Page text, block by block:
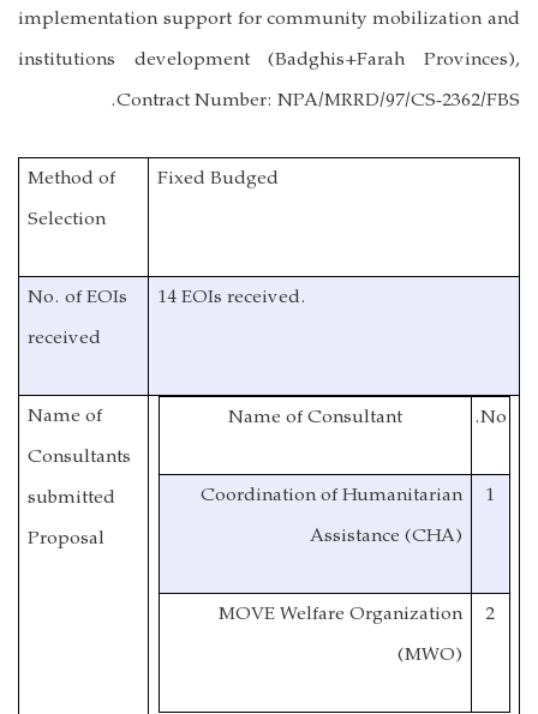
implementation support for community mobilization and
institutions development (Badghis+Farah Provinces),
Contract Number: NPA/MRRD/97/CS-2362/FBS.
Fixed Budged
Method of
Selection
14 EOIs received.
No. of EOIs
received
No.
Name of Consultant
1
Coordination of Humanitarian
Assistance(CHA)
2
MOVE Welfare Organization
(MWO)
Name of
Consultants
submitted
Proposal